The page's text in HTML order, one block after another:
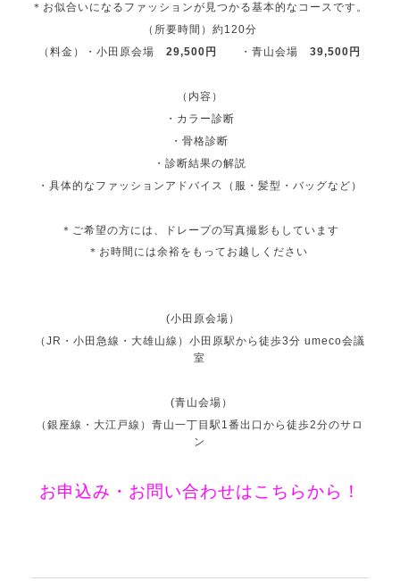
＊お似合いになるファッションが見つかる基本的なコースです。
（所要時間）約120分
（料金）・小田原会場29,500円 ・青山会場 39,500円
（内容）
・カラー診断
・骨格診断
・診断結果の解説
・具体的なファッションアドバイス（服・髪型・バッグなど）
＊ご希望の方には、ドレープの写真撮影もしています
＊お時間には余裕をもってお越しください
(小田原会場）
（JR・小田急線・大雄山線）小田原駅から徒歩3分 umeco会議
室
(青山会場）
（銀座線・大江戸線）青山一丁目駅1番出口から徒歩2分のサロ
ン
お申込み・お問い合わせはこちらから！